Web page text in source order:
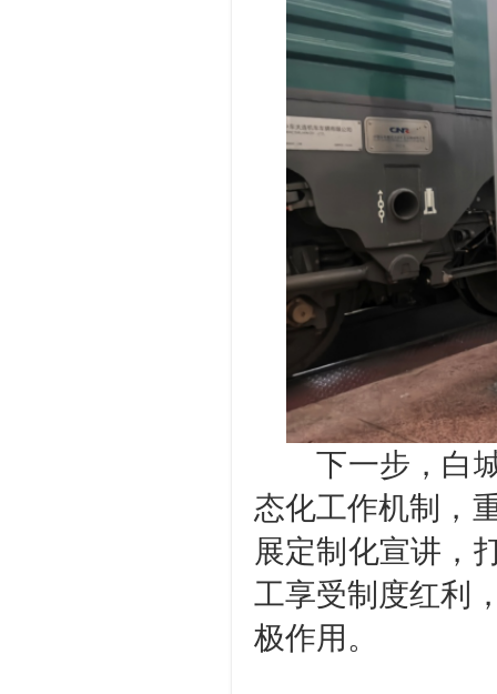
下一步，白城
态化工作机制，
展定制化宣讲，
工享受制度红利
极作用。